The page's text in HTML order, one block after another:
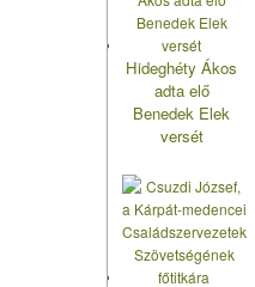
Hideghéty Ákos
adta elő
Benedek Elek
versét